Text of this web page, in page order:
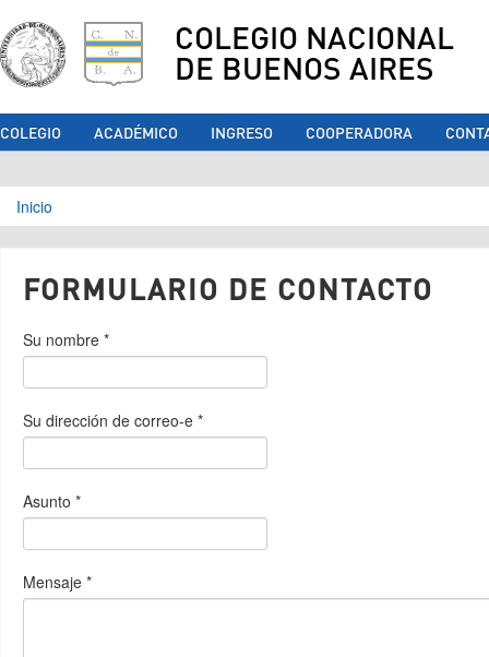
COLEGIO NACIONAL
DE BUENOS AIRES
COLEGIO ACADÉMICO INGRESO COOPERADORA
Se encuentra usted aquí
Inicio
FORMULARIO DE CONTACTO
Su nombre *
Su dirección de correo-e *
Asunto *
Mensaje *